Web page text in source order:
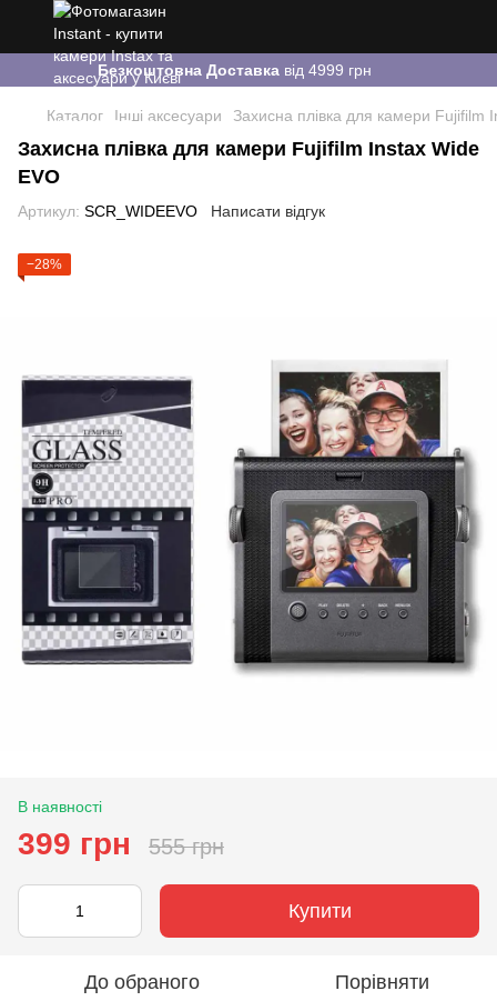
Безкоштовна Доставка від 4999 грн
Каталог Інші аксесуари Захисна плівка для камери Fujifilm
Захисна плівка для камери Fujifilm Instax Wide
EVO
Артикул: SCR_WIDEEVO Написати відгук
−28%
В наявності
399 грн 555 грн
Купити
До обраного Порівняти